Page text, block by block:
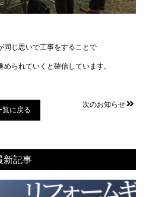
同じ思いで工事をすることで
られていくと確信しています。
覧に戻る
次のお知らせ
新記事